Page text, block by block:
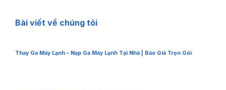
Bài viết về chúng tôi
Thay Ga Máy Lạnh – Nạp Ga Máy Lạnh Tại Nhà | Báo Giá Trọn Gói